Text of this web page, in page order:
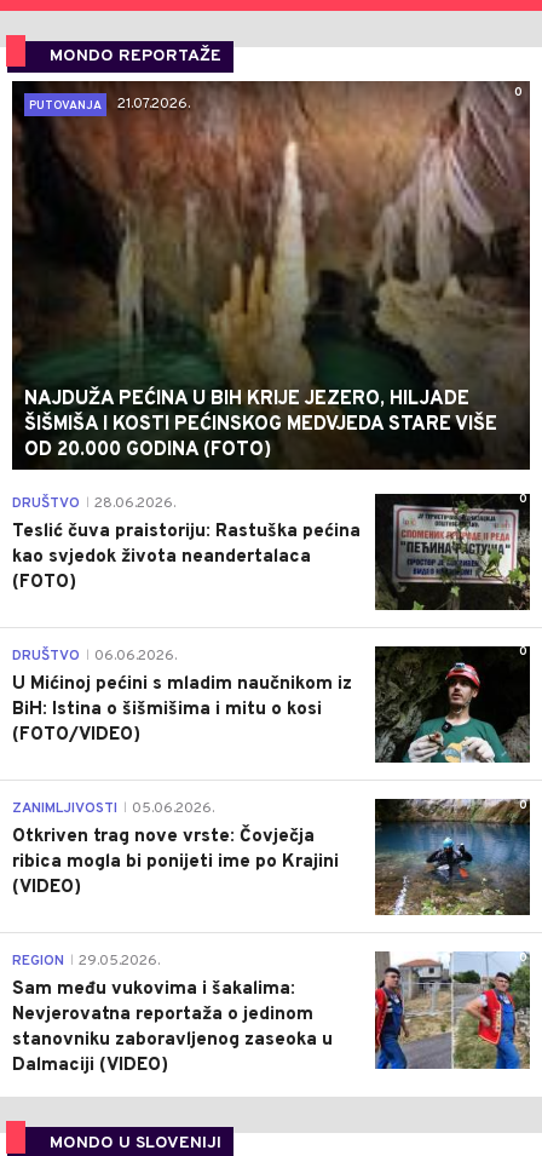
MONDO REPORTAŽE
0
PUTOVANJA
21.07.2026.
NAJDUŽA PEĆINA U BIH KRIJE JEZERO, HILJADE
ŠIŠMIŠA I KOSTI PEĆINSKOG MEDVJEDA STARE VIŠE
OD 20.000 GODINA (FOTO)
0
DRUŠTVO 28.06.2026.
Teslić čuva praistoriju: Rastuška pećina
kao svjedok života neandertalaca
(FOTO)
0
DRUŠTVO 06.06.2026.
U Mićinoj pećini s mladim naučnikom iz
BiH: Istina o šišmišima i mitu o kosi
(FOTO/VIDEO)
0
ZANIMLJIVOSTI 05.06.2026.
Otkriven trag nove vrste: Čovječja
ribica mogla bi ponijeti ime po Krajini
(VIDEO)
0
REGION 29.05.2026.
Sam među vukovima i šakalima:
Nevjerovatna reportaža o jedinom
stanovniku zaboravljenog zaseoka u
Dalmaciji (VIDEO)
MONDO U SLOVENIJI